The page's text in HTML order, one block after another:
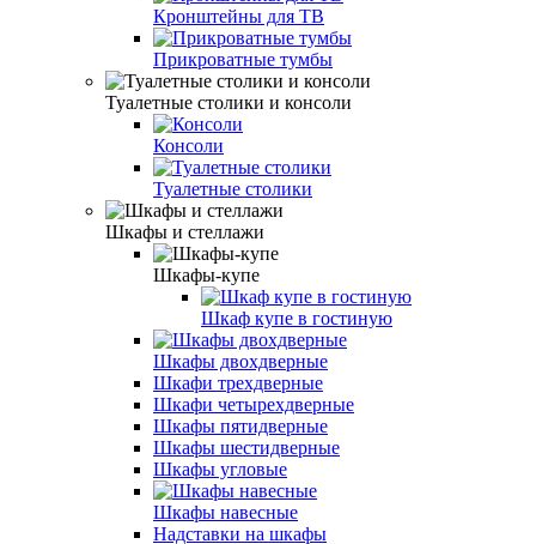
Кронштейны для ТВ
Прикроватные тумбы
Туалетные столики и консоли
Консоли
Туалетные столики
Шкафы и стеллажи
Шкафы-купе
Шкаф купе в гостиную
Шкафы двохдверные
Шкафи трехдверные
Шкафи четырехдверные
Шкафы пятидверные
Шкафы шестидверные
Шкафы угловые
Шкафы навесные
Надставки на шкафы